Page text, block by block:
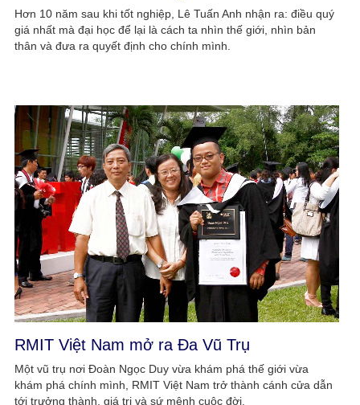
Hơn 10 năm sau khi tốt nghiệp, Lê Tuấn Anh nhận ra: điều quý
giá nhất mà đại học để lại là cách ta nhìn thế giới, nhìn bản
thân và đưa ra quyết định cho chính mình.
RMIT Việt Nam mở ra Đa Vũ Trụ
Một vũ trụ nơi Đoàn Ngọc Duy vừa khám phá thế giới vừa
khám phá chính mình, RMIT Việt Nam trở thành cánh cửa dẫn
tới trưởng thành, giá trị và sứ mệnh cuộc đời.